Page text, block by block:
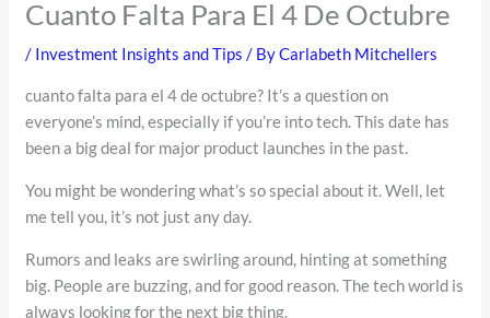
Cuanto Falta Para El 4 De Octubre
/ Investment Insights and Tips / ByCarlabeth Mitchellers
cuanto falta para el 4 de octubre? It’s a question on
everyone’s mind, especially if you’re into tech. This date has
been a big deal for major product launches in the past.
You might be wondering what’s so special about it. Well, let
me tell you, it’s not just any day.
Rumors and leaks are swirling around, hinting at something
big. People are buzzing, and for good reason. The tech world is
always looking for the next big thing.